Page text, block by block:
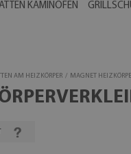
KAMINÖFEN
AM HEIZKÖRPER / MAGNET